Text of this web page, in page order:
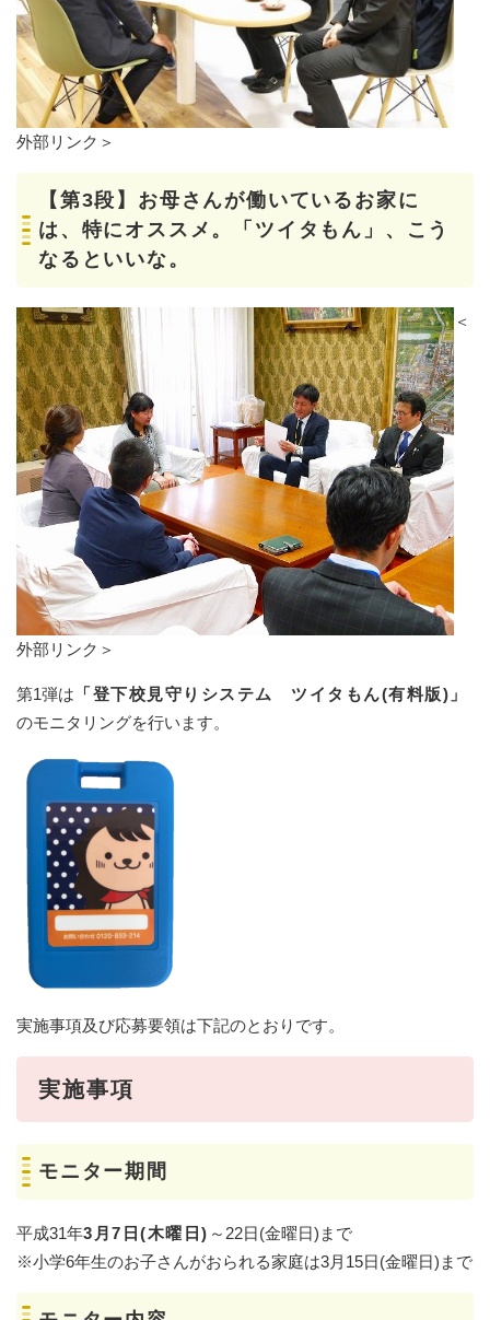
外部リンク＞
【第3段】お母さんが働いているお家に
は、特にオススメ。「ツイタもん」、こう
なるといいな。
＜
外部リンク＞
第1弾は 「登下校見守りシステム ツイタもん(有料版)」
のモニタリングを行います。
実施事項及び応募要領は下記のとおりです。
実施事項
モニター期間
平成31年3月7日(木曜日) ～22日(金曜日)まで
※小学6年生のお子さんがおられる家庭は3月15日(金曜日)まで